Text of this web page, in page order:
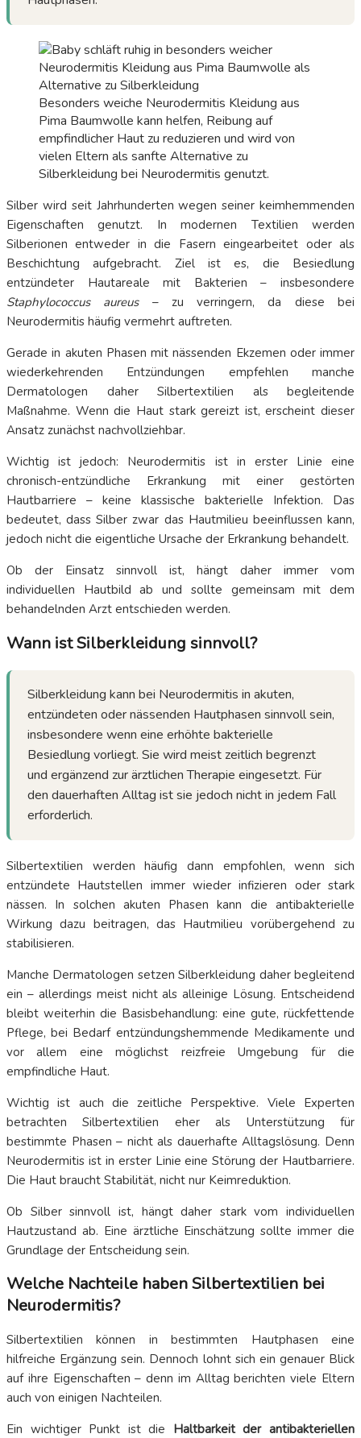
Besonders weiche Neurodermitis Kleidung aus
Pima Baumwolle kann helfen, Reibung auf
empfindlicher Haut zu reduzieren und wird von
vielen Eltern als sanfte Alternative zu
Silberkleidung bei Neurodermitis genutzt.
Silber wird seit Jahrhunderten wegen seiner keimhemmenden
Eigenschaften genutzt. In modernen Textilien werden
Silberionen entweder in die Fasern eingearbeitet oder als
Beschichtung aufgebracht. Ziel ist es, die Besiedlung
entzündeter Hautareale mit Bakterien – insbesondere
Staphylococcus aureus– zu verringern, da diese bei
Neurodermitis häufig vermehrt auftreten.
Gerade in akuten Phasen mit nässenden Ekzemen oder immer
wiederkehrenden Entzündungen empfehlen manche
Dermatologen daher Silbertextilien als begleitende
Maßnahme. Wenn die Haut stark gereizt ist, erscheint dieser
Ansatz zunächst nachvollziehbar.
Wichtig ist jedoch: Neurodermitis ist in erster Linie eine
chronisch-entzündliche Erkrankung mit einer gestörten
Hautbarriere – keine klassische bakterielle Infektion. Das
bedeutet, dass Silber zwar das Hautmilieu beeinflussen kann,
jedoch nicht die eigentliche Ursache der Erkrankung behandelt.
Ob der Einsatz sinnvoll ist, hängt daher immer vom
individuellen Hautbild ab und sollte gemeinsam mit dem
behandelnden Arzt entschieden werden.
Wann ist Silberkleidung sinnvoll?
Silberkleidung kann bei Neurodermitis in akuten,
entzündeten oder nässenden Hautphasen sinnvoll sein,
insbesondere wenn eine erhöhte bakterielle
Besiedlung vorliegt. Sie wird meist zeitlich begrenzt
und ergänzend zur ärztlichen Therapie eingesetzt. Für
den dauerhaften Alltag ist sie jedoch nicht in jedem Fall
erforderlich.
Silbertextilien werden häufig dann empfohlen, wenn sich
entzündete Hautstellen immer wieder infizieren oder stark
nässen. In solchen akuten Phasen kann die antibakterielle
Wirkung dazu beitragen, das Hautmilieu vorübergehend zu
stabilisieren.
Manche Dermatologen setzen Silberkleidung daher begleitend
ein – allerdings meist nicht als alleinige Lösung. Entscheidend
bleibt weiterhin die Basisbehandlung: eine gute, rückfettende
Pflege, bei Bedarf entzündungshemmende Medikamente und
vor allem eine möglichst reizfreie Umgebung für die
empfindliche Haut.
Wichtig ist auch die zeitliche Perspektive. Viele Experten
betrachten Silbertextilien eher als Unterstützung für
bestimmte Phasen – nicht als dauerhafte Alltagslösung. Denn
Neurodermitis ist in erster Linie eine Störung der Hautbarriere.
Die Haut braucht Stabilität, nicht nur Keimreduktion.
Ob Silber sinnvoll ist, hängt daher stark vom individuellen
Hautzustand ab. Eine ärztliche Einschätzung sollte immer die
Grundlage der Entscheidung sein.
Welche Nachteile haben Silbertextilien bei
Neurodermitis?
Silbertextilien können in bestimmten Hautphasen eine
hilfreiche Ergänzung sein. Dennoch lohnt sich ein genauer Blick
auf ihre Eigenschaften – denn im Alltag berichten viele Eltern
auch von einigen Nachteilen.
Ein wichtiger Punkt ist die Haltbarkeit der antibakteriellen